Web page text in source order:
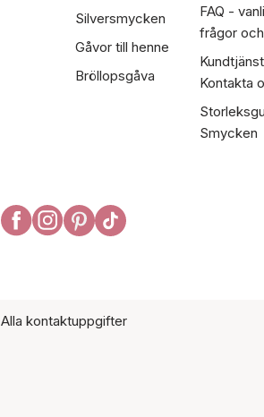
Silversmycken
Gåvor till henne
Bröllopsgåva
FAQ -
frågor
Kontakta
Smycken
Alla kontaktuppgifter